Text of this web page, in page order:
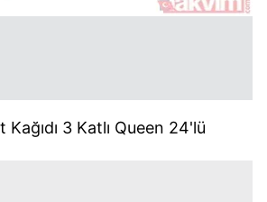
3 Katlı Queen 24'lü